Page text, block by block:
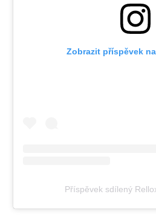
Zobrazit příspěvek
Příspěvek sdílený